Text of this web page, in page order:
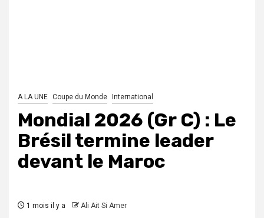
A LA UNE Coupe du Monde International
Mondial 2026 (Gr C) : Le
Brésil termine leader
devant le Maroc
1 mois il y a Ali Ait Si Amer